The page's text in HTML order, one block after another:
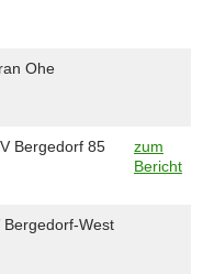
Ohe
Bergedorf 85
zum
Bericht
Bergedorf-West